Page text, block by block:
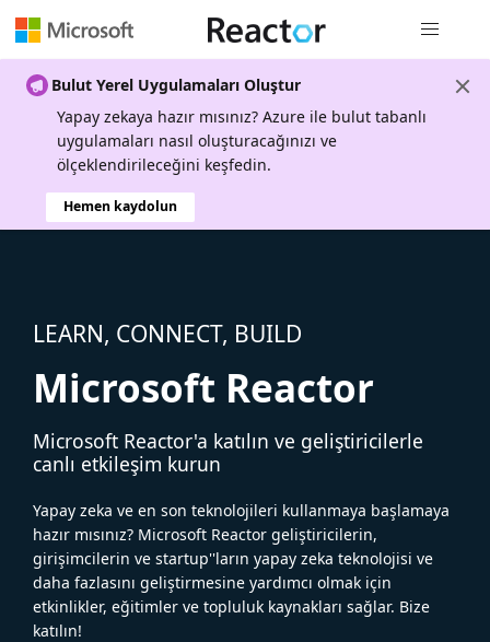
Bulut Yerel Uygulamaları Oluştur
Yapay zekaya hazır mısınız? Azure ile bulut tabanlı
uygulamaları nasıl oluşturacağınızı ve
ölçeklendirileceğini keşfedin.
Hemen kaydolun
LEARN, CONNECT, BUILD
Microsoft Reactor
Microsoft Reactor'a katılın ve geliştiricilerle
canlı etkileşim kurun
Yapay zeka ve en son teknolojileri kullanmaya başlamaya
hazır mısınız? Microsoft Reactor geliştiricilerin,
girişimcilerin ve startup''ların yapay zeka teknolojisi ve
daha fazlasını geliştirmesine yardımcı olmak için
etkinlikler, eğitimler ve topluluk kaynakları sağlar. Bize
katılın!